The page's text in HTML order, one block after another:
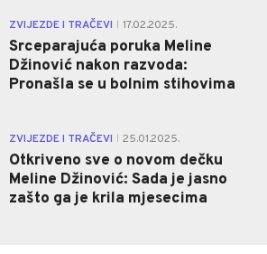
ZVIJEZDE I TRAČEVI 17.02.2025.
Srceparajuća poruka Meline
Džinović nakon razvoda:
Pronašla se u bolnim stihovima
ZVIJEZDE I TRAČEVI 25.01.2025.
Otkriveno sve o novom dečku
Meline Džinović: Sada je jasno
zašto ga je krila mjesecima